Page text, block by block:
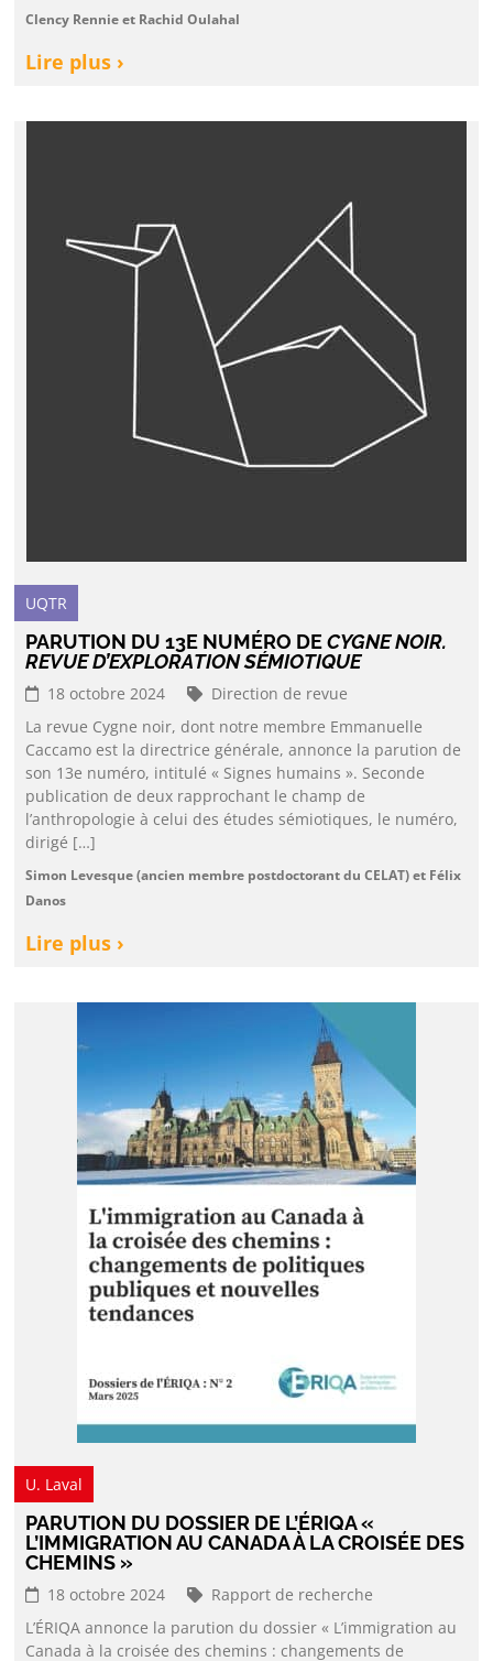
Clency Rennie et Rachid Oulahal
Lire plus ›
UQTR
PARUTION DU 13E NUMÉRO DECYGNE NOIR.
REVUE D’EXPLORATION SÉMIOTIQUE
18 octobre 2024
Direction de revue
La revue Cygne noir, dont notre membre Emmanuelle
Caccamo est la directrice générale, annonce la parution de
son 13e numéro, intitulé « Signes humains ». Seconde
publication de deux rapprochant le champ de
l’anthropologie à celui des études sémiotiques, le numéro,
dirigé […]
Simon Levesque (ancien membre postdoctorant du CELAT) et Félix
Danos
Lire plus ›
U. Laval
PARUTION DU DOSSIER DE L’ÉRIQA «
L’IMMIGRATION AU CANADA À LA CROISÉE DES
CHEMINS »
18 octobre 2024
Rapport de recherche
L’ÉRIQA annonce la parution du dossier « L’immigration au
Canada à la croisée des chemins : changements de